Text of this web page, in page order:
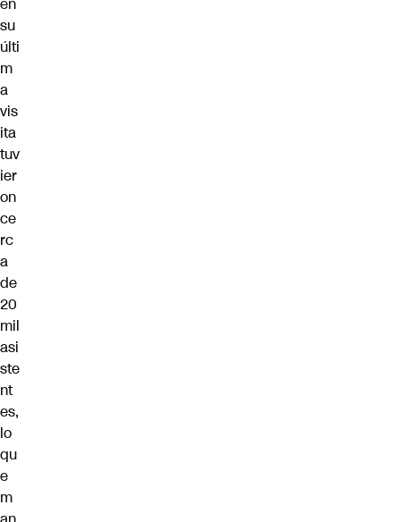
su
últi
m
a
vis
ita
tuv
ier
on
ce
rc
a
de
20
mil
asi
ste
nt
es,
lo
qu
e
m